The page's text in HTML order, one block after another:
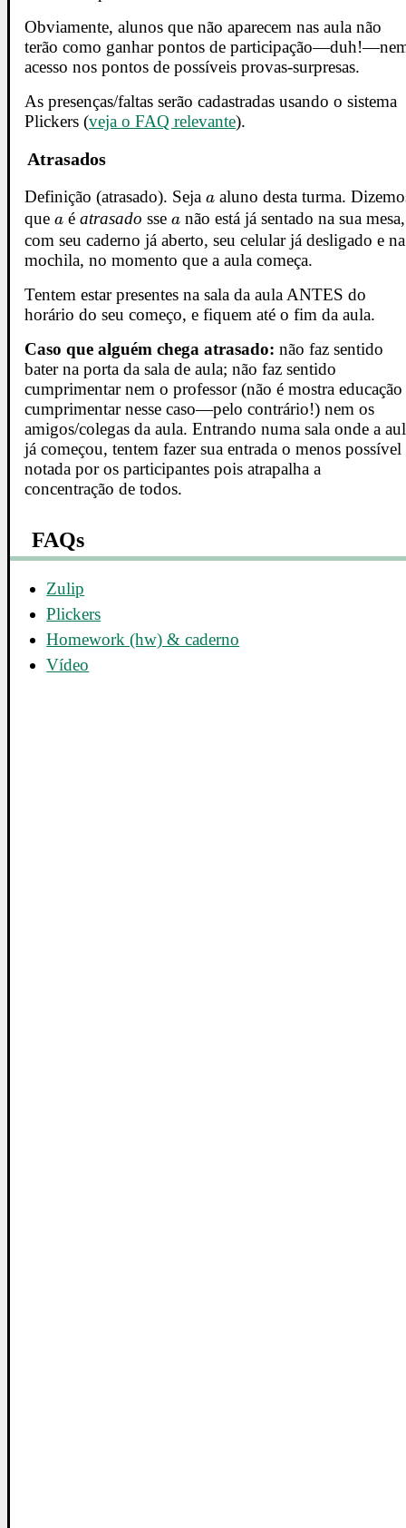
Obviamente, alunos que não aparecem nas aula não
terão como ganhar pontos de
acesso nos pontos de possíveis provas-surpresas.
As presenças/faltas serão cadastradas usando o sistema
Plickers (veja o FAQ relevante).
Atrasados
Definição (atrasado). Sejaa
a aluno desta turma.
quea
a éatrasado ssea
a não está já sentado na sua mesa,
com seu caderno já aberto, seu celular já desligado e na
mochila, no momento que a aula começa.
Tentem estar presentes na sala da aula ANTES do
horário do seu começo, e fiquem até o fim da aula.
Caso que alguém chega atrasado: não faz sentido
bater na porta da sala de aula; não faz sentido
cumprimentar nem o professor (não é mostra educação
cumprimentar nesse caso—pelo contrário!) nem os
amigos/colegas da aula. Entrando numa sala onde a
já começou, tentem fazer sua entrada o menos possível
notada por os participantes pois atrapalha a
concentração de todos.
FAQs
Zulip
Plickers
Homework (hw) & caderno
Vídeo